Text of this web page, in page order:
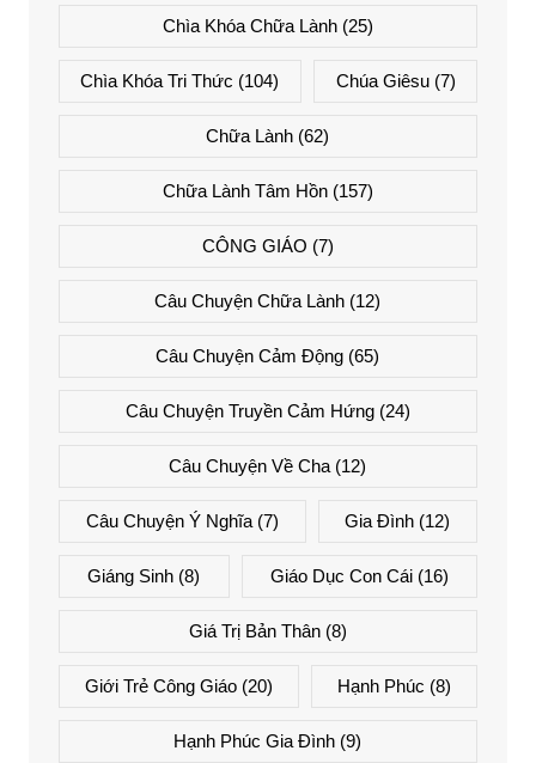
Chìa Khóa Chữa Lành(25)
Chìa Khóa Tri Thức (104) Chúa Giêsu(7)
Chữa Lành (62)
Chữa Lành Tâm Hồn(157)
CÔNG GIÁO (7)
Câu Chuyện Chữa Lành (12)
Câu Chuyện Cảm Động (65)
Câu Chuyện Truyền Cảm Hứng(24)
Câu Chuyện Về Cha (12)
Câu Chuyện Ý Nghĩa(7) Gia Đình (12)
Giáng Sinh (8) Giáo Dục Con Cái(16)
Giá Trị Bản Thân(8)
Giới Trẻ Công Giáo(20) Hạnh Phúc (8)
Hạnh Phúc Gia Đình (9)